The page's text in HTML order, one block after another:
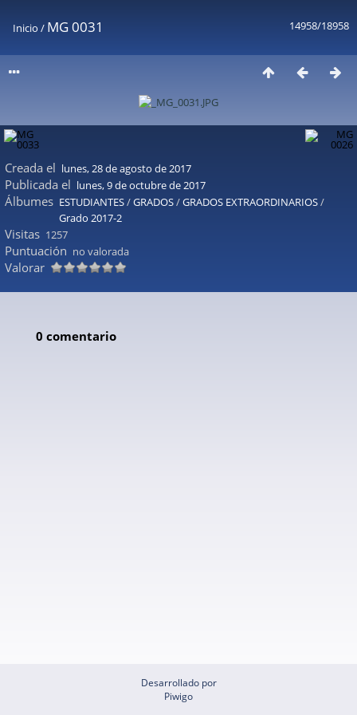
14958/18958
Inicio / MG 0031
Creada el lunes, 28 de agosto de 2017
Publicada el lunes, 9 de octubre de 2017
Álbumes ESTUDIANTES/GRADOS/GRADOS EXTRAORDINARIOS/
Grado 2017-2
Visitas 1257
Puntuación no valorada
Valorar
0 comentario
Desarrollado por
Piwigo